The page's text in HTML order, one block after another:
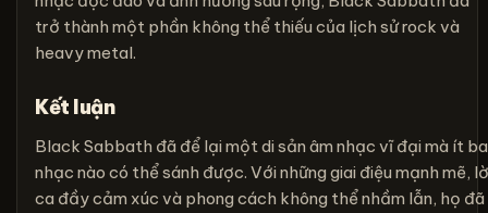
trở thành một phần không thể thiếu của lịch sử rock và
heavy metal.
Kết luận
Black Sabbath đã để lại một di sản âm nhạc vĩ đại mà ít
nhạc nào có thể sánh được. Với những giai điệu mạnh mẽ,
ca đầy cảm xúc và phong cách không thể nhầm lẫn, họ đã